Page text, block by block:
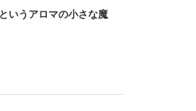
というアロマの小さな魔